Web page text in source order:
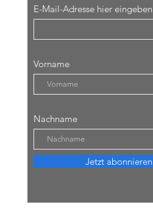
E-Mail-Adresse hier eingeben
Vorname
Nachname
Jetzt abonnieren